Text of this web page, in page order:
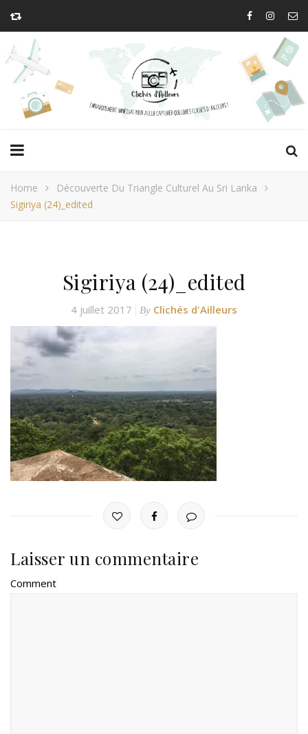
Home
Découverte Du Triangle Culturel Au Sri Lanka
Sigiriya (24)_edited
Sigiriya (24)_edited
4 juillet 2017 By Clichés d'Ailleurs
Laisser un commentaire
Comment